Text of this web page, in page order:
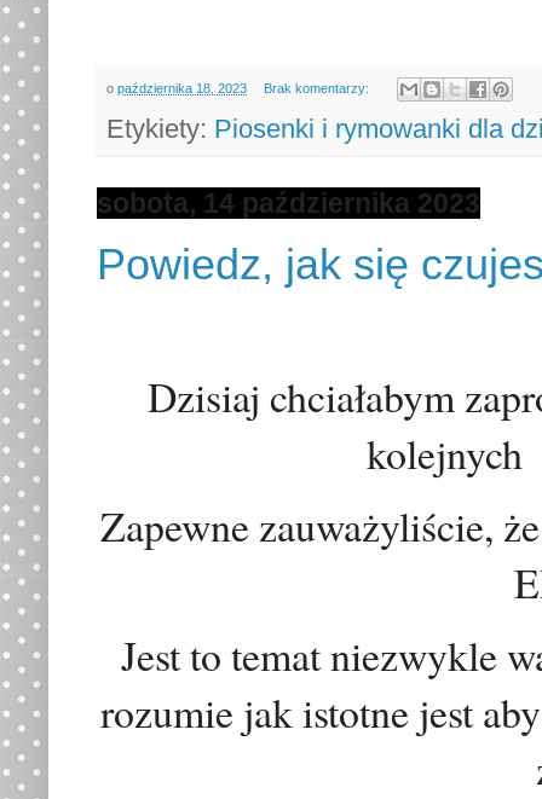
o października 18, 2023 Brak komentarzy:
Etykiety: Piosenki i rymowanki dla
sobota, 14 października 2023
Powiedz, jak się
Dzisiaj chciałabym
Zapewne zauważyliście, ż
Jest to temat niezwykle
rozumie jak istotne jest